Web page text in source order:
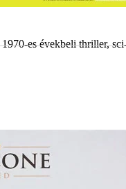
es évekbeli thriller,